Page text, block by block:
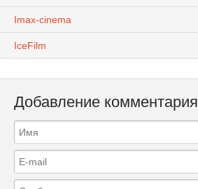
Imax-cinema
IceFilm
Добавление комментария